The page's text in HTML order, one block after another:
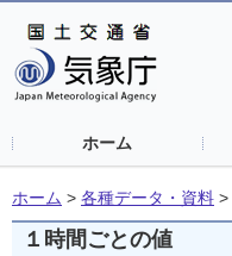
ホーム
ホーム > 各種データ・資料 >
１時間ごとの値